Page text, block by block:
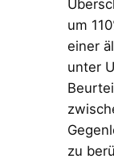
um
einer
unter
zu